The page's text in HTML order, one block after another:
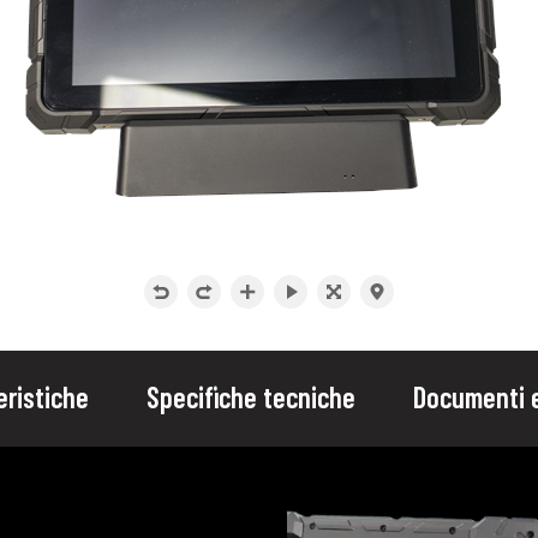
Specifiche tecniche Documenti